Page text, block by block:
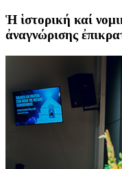
Ἡ ἱστορική καί
ἀναγνώρισης